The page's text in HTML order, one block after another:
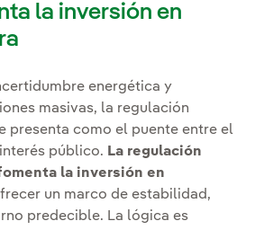
la inversión en
energética y
masivas, la regulación
presenta como el puente entre el
público. La regulación
la inversión en
un marco de estabilidad,
predecible. La lógica es